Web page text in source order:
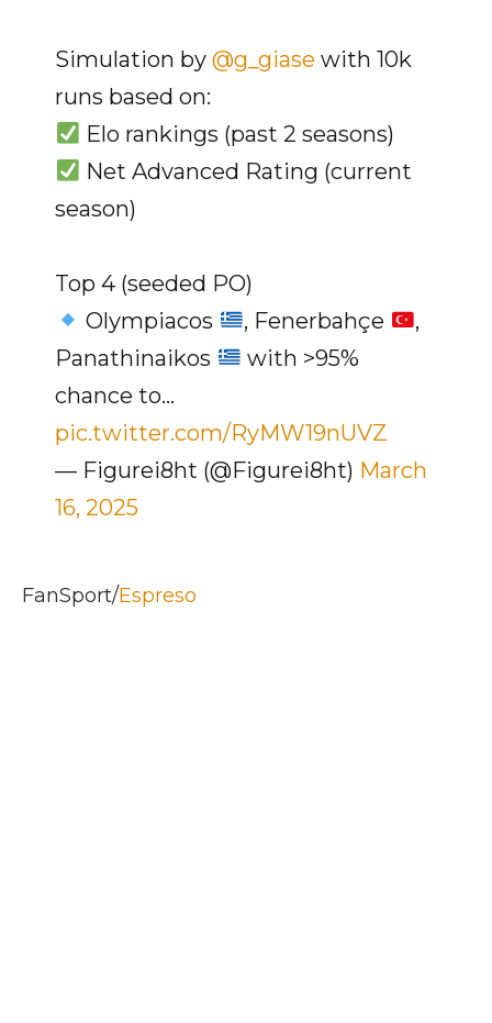
Simulation by@g_giase with 10k
runs based on:
Elo rankings (past 2 seasons)
Net Advanced Rating (current
season)
Top 4 (seeded PO)
Olympiacos
, Fenerbahçe
,
Panathinaikos
with >95%
chance to…
pic.twitter.com/RyMW19nUVZ
— Figurei8ht (@Figurei8ht) March
16, 2025
FanSport/Espreso